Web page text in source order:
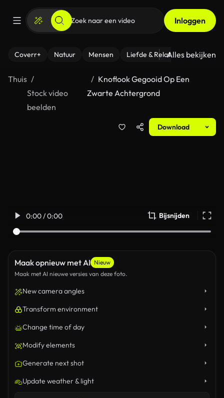
Inloggen
Coverr+ Natuur Mensen Liefde & Relaties - Fitness
Alles bekijken
Thuis
Stock video
beelden
Knoflook Gegooid Op Een
Zwarte Achtergrond
Download
0:00 / 0:00 Bijsnijden
Maak opnieuw met AI Nieuw
Maak met AI nieuwe versies van deze foto.
New camera angles
Transform environment
Change time of day
Modify elements
Generate next shot
Update weather & light